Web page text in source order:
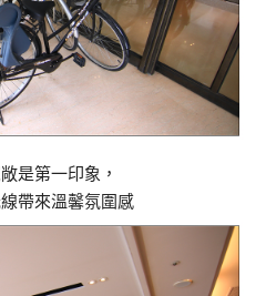
是第一印象，
帶來溫馨氛圍感